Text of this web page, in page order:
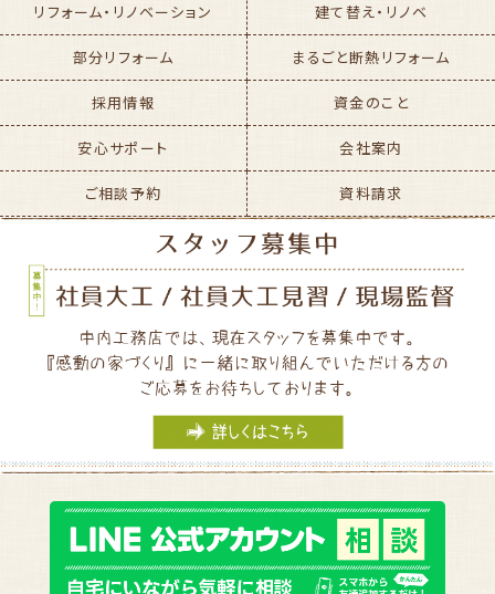
リフォーム・リノベーション 建て替え・リノベ
部分リフォーム まるごと断熱リフォーム
採用情報 資金のこと
安心サポート 会社案内
ご相談予約 資料請求